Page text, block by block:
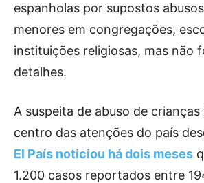
espanholas por supostos
menores em congregações,
instituições religiosas, mas não
detalhes.
A suspeita de abuso de
centro das atenções do país
El País noticiou há dois meses
1.200 casos reportados entre